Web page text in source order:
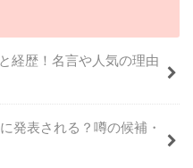
経歴！名言や人気の理由
発表される？噂の候補・